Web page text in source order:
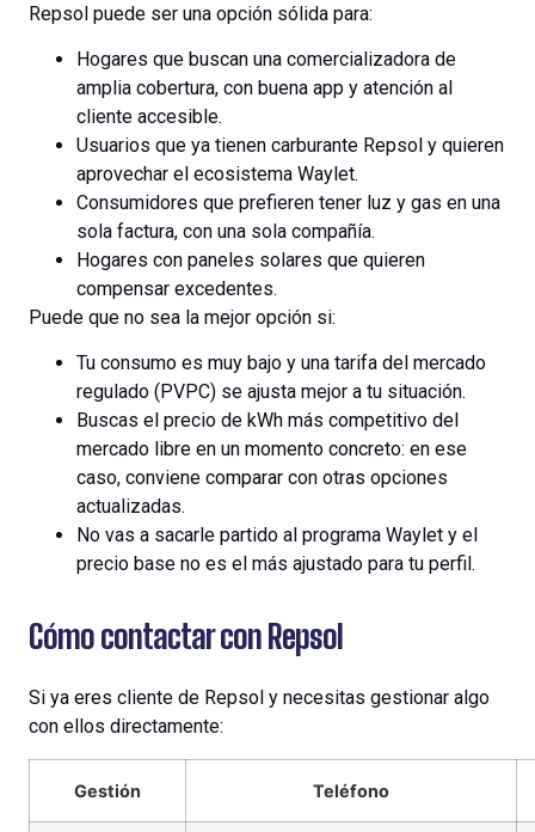
Repsol puede ser una opción sólida para:
Hogares que buscan una comercializadora de
amplia cobertura, con buena app y atención al
cliente accesible.
Usuarios que ya tienen carburante Repsol y quieren
aprovechar el ecosistema Waylet.
Consumidores que prefieren tener luz y gas en una
sola factura, con una sola compañía.
Hogares con paneles solares que quieren
compensar excedentes.
Puede que no sea la mejor opción si:
Tu consumo es muy bajo y una tarifa del mercado
regulado (PVPC) se ajusta mejor a tu situación.
Buscas el precio de kWh más competitivo del
mercado libre en un momento concreto: en ese
caso, conviene comparar con otras opciones
actualizadas.
No vas a sacarle partido al programa Waylet y el
precio base no es el más ajustado para tu perfil.
Cómo contactar con Repsol
Si ya eres cliente de Repsol y necesitas gestionar algo
con ellos directamente:
Gestión Teléfono